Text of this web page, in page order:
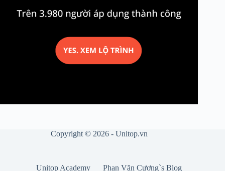
Copyright © 2026 - Unitop.vn
Unitop Academy Phan Văn Cương`s Blog